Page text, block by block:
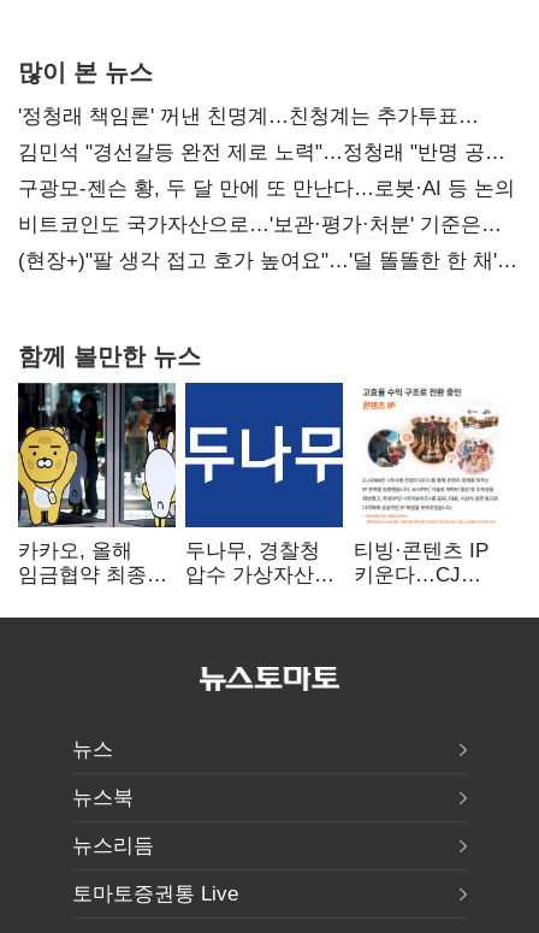
많이 본 뉴스
'정청래 책임론' 꺼낸 친명계…친청계는 추가투표
때리기
김민석 "경선갈등 완전 제로 노력"…정청래 "반명 공세
사과부터"
구광모-젠슨 황, 두 달 만에 또 만난다…로봇·AI 등 논의
비트코인도 국가자산으로…'보관·평가·처분' 기준은
숙제
(현장+)"팔 생각 접고 호가 높여요"…'덜 똘똘한 한 채'
함께 볼만한 뉴스
카카오, 올해
임금협약 최종
인상·격려금
두나무, 경찰청
압수 가상자산
커스터디 사업
티빙·콘텐츠 IP
키운다…CJ
글로벌 확장 가속
뉴스
뉴스북
뉴스리듬
토마토증권통 Live